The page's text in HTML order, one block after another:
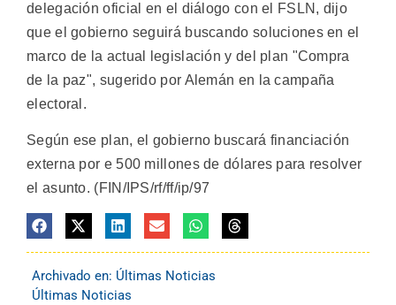
delegación oficial en el diálogo con el FSLN, dijo
que el gobierno seguirá buscando soluciones en el
marco de la actual legislación y del plan "Compra
de la paz", sugerido por Alemán en la campaña
electoral.
Según ese plan, el gobierno buscará financiación
externa por e 500 millones de dólares para resolver
el asunto. (FIN/IPS/rf/ff/ip/97
Archivado en: Últimas Noticias
Últimas Noticias